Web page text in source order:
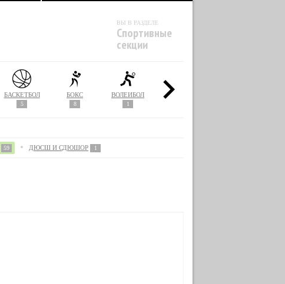
ВЫ В РАЗДЕЛЕ
Спортивные
секции
БАСКЕТБОЛ
5
БОКС
8
ВОЛЕЙБОЛ
1
ГИМНАСТИКА
59 ДЮСШ И СДЮШОР 1